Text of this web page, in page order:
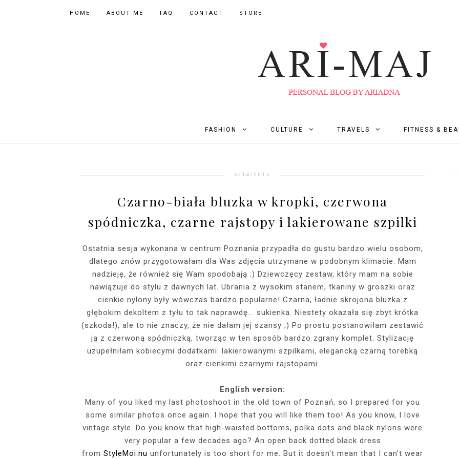
HOME ABOUT ME FAQ CONTACT STORE
FASHION
SHOPPING
INSTAGRAM MIX
EVENTS
INSIDE HER FRAME - MY NEW
SENSUAL PHOTOBOOK
MY 34TH BIRTHDAY! FEELING
MORE ME THAN EVER :)
2025 - THE
PHOTOS ON
CULTURE
EVENTS
PHOTOGRAPHY
SZARY TOP, KRÓTKA SKÓRZANA
SPÓDNICZKA, CZARNE
KTÓRYMI PRAGNĘ SIĘ Z WAMI
PODZIELIĆ
RÓŻOWY SWETER Z DEKOLTEM,
SZARA SPÓDNICZKA I CZARNE
PRAGNĘ SIĘ Z WAMI PODZIELIĆ
FALBANAMI,
I SZPILKI +
PRAGNĘ SIĘ Z
TRAVELS
GDZIE POWSTAJĄ MOJE
BUDUAROWE SESJE + 100 ZŁ DO
AIRBNB
NIEZNANE OBLICZE LUWRU:
DLACZEGO MONA LISA STAŁA
WENUS Z MILO?
WIZYTA W
FITNESS &
BEAUTY
BIAŁY SPORTOWY STANIK,
CZARNE LEGGINSY I
WIZYTA W POZNAŃSKIEJ
PRACOWNI FRYZJERSKIEJ CUT
JAKIEGO
CZYM
WŁOSY?
6/14/2015
Czarno-biała bluzka w kropki, czerwona
spódniczka, czarne rajstopy i lakierowane szpilki
Ostatnia sesja wykonana w centrum Poznania przypadła do gustu bardzo wielu osobom,
dlatego znów przygotowałam dla Was zdjęcia utrzymane w podobnym klimacie. Mam
nadzieję, że również się Wam spodobają :) Dziewczęcy zestaw, który mam na sobie
nawiązuje do stylu z dawnych lat. Ubrania z wysokim stanem, tkaniny w groszki oraz
cienkie nylony były wówczas bardzo popularne! Czarna, ładnie skrojona bluzka z
głębokim dekoltem z tyłu to tak naprawdę... sukienka. Niestety okazała się zbyt krótka
(szkoda!), ale to nie znaczy, że nie dałam jej szansy ;) Po prostu postanowiłam zestawić
ją z czerwoną spódniczką, tworząc w ten sposób bardzo zgrany komplet. Stylizację
uzupełniłam kobiecymi dodatkami: lakierowanymi szpilkami, elegancką czarną torebką
oraz cienkimi czarnymi rajstopami.
English version:
Many of you liked my last photoshoot in the old town of Poznań, so I prepared for you
some similar photos once again. I hope that you will like them too! As you know, I love
vintage style. Do you know that high-waisted bottoms, polka dots and black nylons were
very popular a few decades ago? An open back dotted black dress
from StyleMoi.nu unfortunately is too short for me. But it doesn't mean that I can't wear